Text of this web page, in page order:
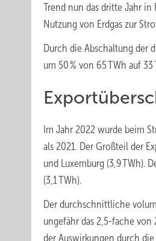
Trend nun das dritte Jahr in
Nutzung von Erdgas zur
Durch die Abschaltung der
um 50 % von 65 TWh auf 33
Im Jahr 2022 wurde beim
als 2021. Der Großteil der
und Luxemburg (3,9 TWh).
(3,1 TWh).
Der durchschnittliche
ungefähr das 2,5-fache von
der Auswirkungen durch